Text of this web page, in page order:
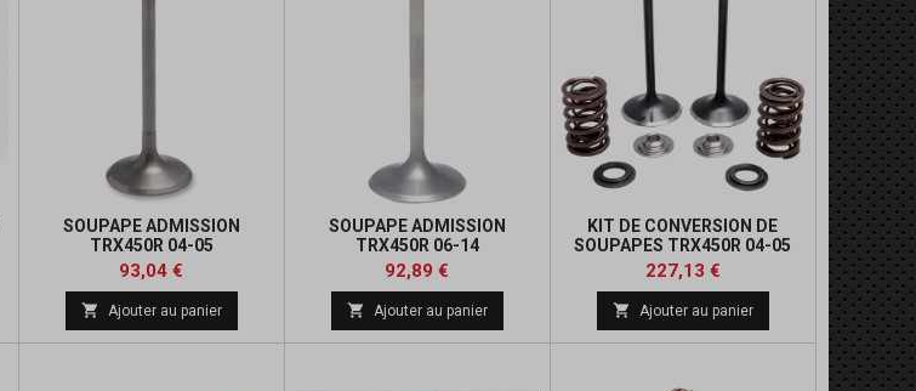
SOUPAPE ADMISSION
TRX450R 04-05
Prix
93,04 €
base
 Ajouter au panier
SOUPAPE ADMISSION
TRX450R 06-14
Prix
92,89 €
base
 Ajouter au panier
KIT DE CONVERSION DE
SOUPAPES TRX450R 04-05
Prix
227,13 €Prix
de
base
 Ajouter au panier